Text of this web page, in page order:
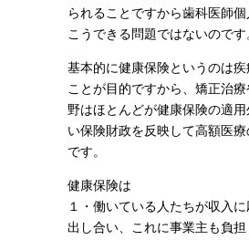
られることですから歯科医師
こうできる問題ではないのです
基本的に健康保険というのは
ことが目的ですから、矯正治
野はほとんどが健康保険の適
い保険財政を反映して高額医
です。
健康保険は
１・働いている人たちが収入
出し合い、これに事業主も負